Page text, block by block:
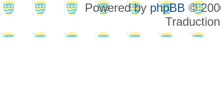
Powered by phpBB ©